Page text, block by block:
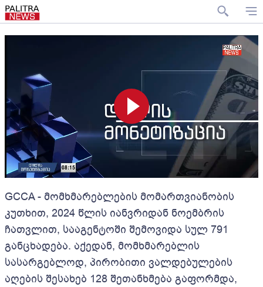
GCCA - მომხმარებლების მომართვიანობის
კუთხით, 2024 წლის იანვრიდან ნოემბრის
ჩათვლით, სააგენტოში შემოვიდა სულ 791
განცხადება. აქედან, მომხმარებლის
სასარგებლოდ, პირობითი ვალდებულების
აღების შესახებ 128 შეთანხმება გაფორმდა,